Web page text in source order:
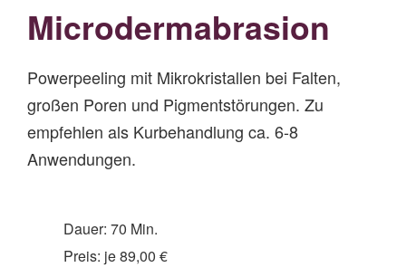
Microdermabrasion
Powerpeeling mit Mikrokristallen bei Falten,
großen Poren und Pigmentstörungen. Zu
empfehlen als Kurbehandlung ca. 6-8
Anwendungen.
Dauer: 70 Min.
Preis: je 89,00 €